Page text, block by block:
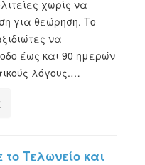
χωρίς να
για θεώρηση. Το
να
έως και 90 ημερών
λόγους.…
Τελωνείο και